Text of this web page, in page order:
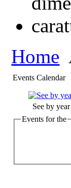
Home
Events Calendar
See by year
Events for the